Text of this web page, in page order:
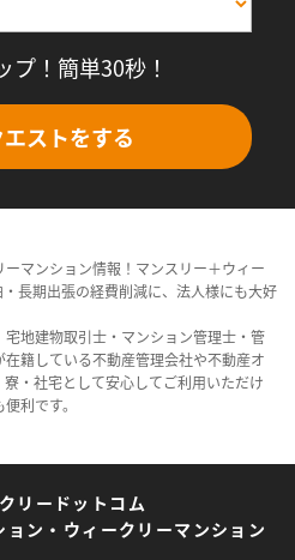
プ！簡単30秒！
ストをする
マンション情報！マンスリー＋ウィー
長期出張の経費削減に、法人様にも大好
地建物取引士・マンション管理士・管
籍している不動産管理会社や不動産オ
・社宅として安心してご利用いただけ
利です。
リードットコム
ン・ウィークリーマンション